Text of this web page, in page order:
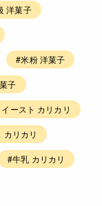
洋菓子
#米粉 洋菓子
子
ースト カリカリ
リカリ
#牛乳 カリカリ